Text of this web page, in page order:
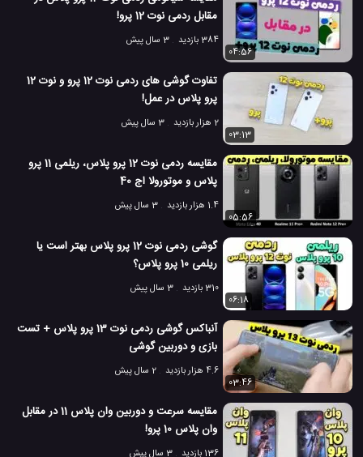
مقابل ردمی نوت 12 پرو!
384 بازدید
3 سال پیش
04:56
تفاوت گوشی های ردمی نوت 12 پرو و نوت 12
پرو پلاس در عمل!
2 هزار بازدید
3 سال پیش
03:13
مقایسه ردمی نوت 12 پرو پلاس، ریلمی 11 پرو
پلاس و موتورولا اج 40
1.4 هزار بازدید
3 سال پیش
05:56
گوشی ردمی نوت 12 پرو پلاس بهتر است یا
ریلمی 10 پرو پلاس؟
310 بازدید
3 سال پیش
06:18
آنباکس گوشی ردمی نوت 13 پرو پلاس + تست
بازی و دوربین گوشی
4.6 هزار بازدید
2 سال پیش
03:46
مقایسه سرعت و دوربین وان پلاس 11 در مقابل
وان پلاس 10 پرو!
136 بازدید 3 سال پیش